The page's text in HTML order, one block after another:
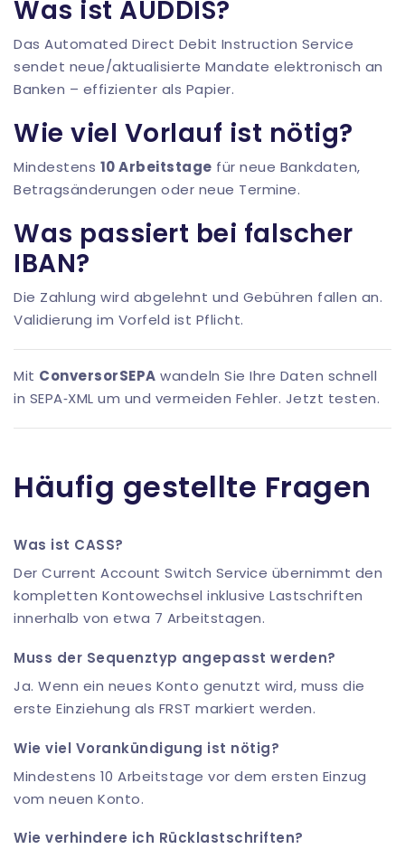
Was ist AUDDIS?
Das Automated Direct Debit Instruction Service
sendet neue/aktualisierte Mandate elektronisch an
Banken – effizienter als Papier.
Wie viel Vorlauf ist nötig?
Mindestens 10 Arbeitstage für neue Bankdaten,
Betragsänderungen oder neue Termine.
Was passiert bei falscher
IBAN?
Die Zahlung wird abgelehnt und Gebühren fallen an.
Validierung im Vorfeld ist Pflicht.
Mit ConversorSEPA wandeln Sie Ihre Daten schnell
in SEPA‑XML um und vermeiden Fehler. Jetzt testen.
Häufig gestellte Fragen
Was ist CASS?
Der Current Account Switch Service übernimmt den
kompletten Kontowechsel inklusive Lastschriften
innerhalb von etwa 7 Arbeitstagen.
Muss der Sequenztyp angepasst werden?
Ja. Wenn ein neues Konto genutzt wird, muss die
erste Einziehung als FRST markiert werden.
Wie viel Vorankündigung ist nötig?
Mindestens 10 Arbeitstage vor dem ersten Einzug
vom neuen Konto.
Wie verhindere ich Rücklastschriften?